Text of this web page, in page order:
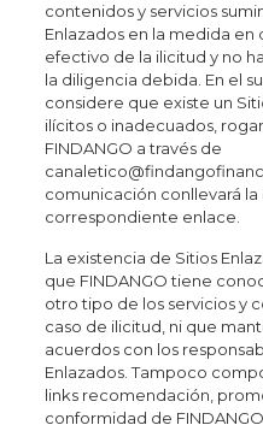
contenidos y servicios
Enlazados en la medida
efectivo de la ilicitud y no
la diligencia debida. En el
considere que existe un
ilícitos o inadecuados,
FINDANGO a través de
comunicación conllevará
correspondiente enlace.
La existencia de Sitios
que FINDANGO tiene
otro tipo de los servicios y
caso de ilicitud, ni que
acuerdos con los
Enlazados. Tampoco
links recomendación,
conformidad de